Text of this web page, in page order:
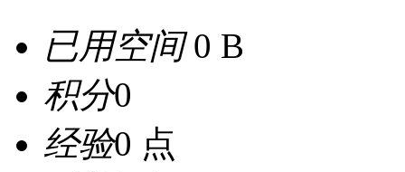
已用空间0 B
积分0
经验0 点